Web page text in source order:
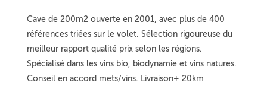
Cave de 200m2 ouverte en 2001, avec plus de 400
références triées sur le volet. Sélection rigoureuse du
meilleur rapport qualité prix selon les régions.
Spécialisé dans les vins bio, biodynamie et vins natures.
Conseil en accord mets/vins. Livraison+ 20km